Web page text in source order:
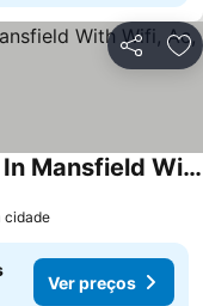
Partilhar
Charming 3-bedroom House In Mansfield With Wifi, Ac, Full Kitchen
cidade
Ver preços